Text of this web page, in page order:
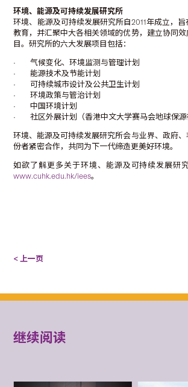
环境、能源及可持续发展研究所
环境、能源及可持续发展研究所自2011年成立，
教育，并汇聚中大各相关领域的优势，建立协同
目。研究所的六大发展项目包括：
• 气候变化、环境监测与管理计划
• 能源技术及节能计划
• 可持续城市设计及公共卫生计划
• 环境政策与管治计划
• 中国环境计划
• 社区外展计划（香港中文大学赛马会地球保源
环境、能源及可持续发展研究所会与业界、政府
份者紧密合作，共同为下一代缔造更美好环境。
如欲了解更多关于环境、能源及可持续发展研
www.cuhk.edu.hk/iees。
< 上一页
继续阅读